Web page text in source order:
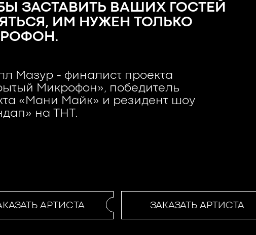
ЗАСТАВИТЬ ВАШИХ ГОСТЕЙ
ИМ НУЖЕН ТОЛЬКО
Мазур - финалист проекта
Микрофон», победитель
«Мани Майк» и резидент шоу
на ТНТ.
АРТИСТА ЗАКАЗАТЬ АРТИСТА